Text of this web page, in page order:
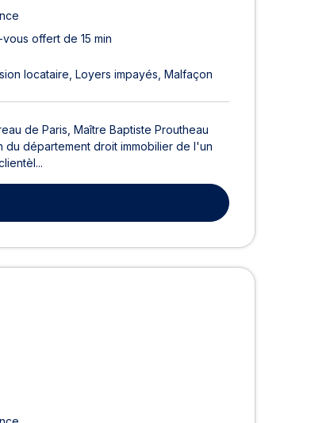
offert de 15 min
locataire Loyers impayés Malfaçon
de Paris, Maître Baptiste Proutheau
département droit immobilier de l'un